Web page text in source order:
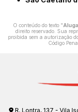
O conteúdo do texto "
direito reservado. Sua
proibida sem a autorização
Código
R. Lontra, 137 - Vila